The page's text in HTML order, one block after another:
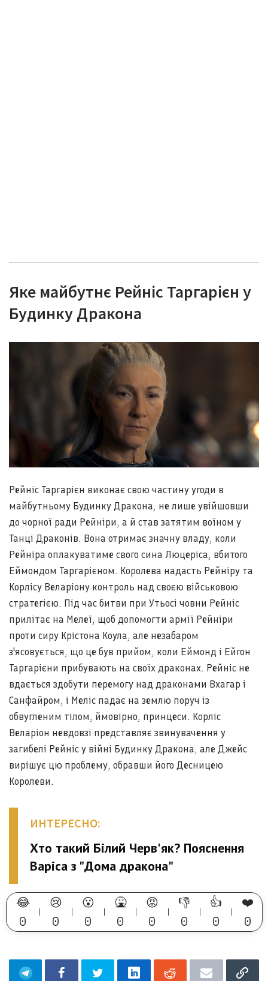
Яке майбутнє Рейніс Таргарієн у
Будинку Дракона
Рейніс Таргарієн виконає свою частину угоди в
майбутньому Будинку Дракона, не лише увійшовши
до чорної ради Рейніри, а й став затятим воїном у
Танці Драконів. Вона отримає значну владу, коли
Рейніра оплакуватиме свого сина Люцеріса, вбитого
Еймондом Таргарієном. Королева надасть Рейніру та
Корлісу Веларіону контроль над своєю військовою
стратегією. Під час битви при Утьосі човни Рейніс
прилітає на Мелеї, щоб допомогти армії Рейніри
проти сиру Крістона Коула, але незабаром
з'ясовується, що це був прийом, коли Еймонд і Ейгон
Таргарієни прибувають на своїх драконах. Рейніс не
вдається здобути перемогу над драконами Вхагар і
Санфайром, і Меліс падає на землю поруч із
обвугленим тілом, ймовірно, принцеси. Корліс
Веларіон невдовзі представляє звинувачення у
загибелі Рейніс у війні Будинку Дракона, але Джейс
вирішує цю проблему, обравши його Десницею
Королеви.
ИНТЕРЕСНО:
Хто такий Білий Черв'як? Пояснення
Варіса з "Дома дракона"
😂
0
😢
0
😮
0
🤮
0
😡
0
👎
0
👍
0
❤️
0